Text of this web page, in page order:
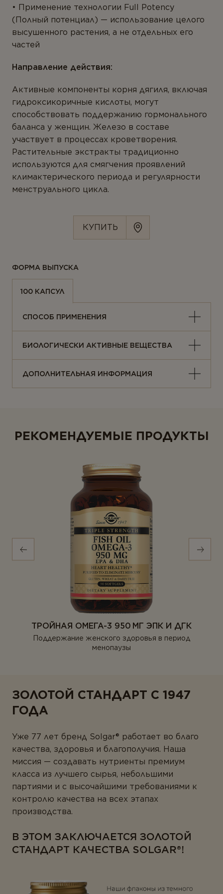
Антиоксиданты
Омега-3
Мультивитамины
Минералы
Пробиотики
Комплексы
Белок и аминокислоты
Коэнзим
Линейка Омега-3
Применение технологии Full Potency
(Полный потенциал) — использование целого
высушенного растения, а не отдельных его
частей
Направление действия:
Активные компоненты корня дягиля, включая
гидроксикоричные кислоты, могут
способствовать поддержанию гормонального
баланса у женщин. Железо в составе
участвует в процессах кроветворения.
Растительные экстракты традиционно
используются для смягчения проявлений
климактерического периода и регулярности
менструального цикла.
КУПИТЬ
ФОРМА ВЫПУСКА
100 КАПСУЛ
СПОСОБ ПРИМЕНЕНИЯ
БИОЛОГИЧЕСКИ АКТИВНЫЕ ВЕЩЕСТВА
ДОПОЛНИТЕЛЬНАЯ ИНФОРМАЦИЯ
РЕКОМЕНДУЕМЫЕ ПРОДУКТЫ
ТРОЙНАЯ ОМЕГА-3 950 МГ ЭПК И ДГК
Поддержание женского здоровья в период
менопаузы
ЗОЛОТОЙ СТАНДАРТ С 1947
ГОДА
Уже 77 лет бренд Solgar® работает во благо
качества, здоровья и благополучия. Наша
миссия — создавать нутриенты премиум
класса из лучшего сырья, небольшими
партиями и с высочайшими требованиями к
контролю качества на всех этапах
производства.
В ЭТОМ ЗАКЛЮЧАЕТСЯ ЗОЛОТОЙ
СТАНДАРТ КАЧЕСТВА SOLGAR®!
ВАШ ГОРОД *
E-MAIL *
Вы соглашаетесь с
Политикой
конфиденциальностии даете согласие на
сбор и обработку персональных данных.
ОТПРАВИТЬ ОТЗЫВ